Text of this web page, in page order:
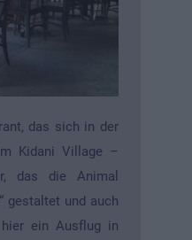
das sich in der
Kidani Village –
das die Animal
gestaltet und auch
ein Ausflug in